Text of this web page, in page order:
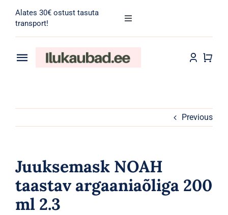
content
Alates 30€ ostust tasuta
transport!
Toggle
for:
Toggle
Meik
Tarvikud
Previous
Juuksemask NOAH
taastav argaaniaõliga 200
ml 2.3